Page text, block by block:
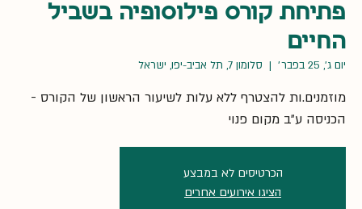
פתיחת קורס פילוסופיה בשביל
החיים
יום ג׳, 25 בפבר׳
  |
סלומון 7, תל אביב-יפו, ישראל
מוזמנים.ות להצטרף ללא עלות לשיעור הראשון של הקורס -
הכניסה ע״ב מקום פנוי
הכרטיסים לא במבצע
הציגו אירועים אחרים